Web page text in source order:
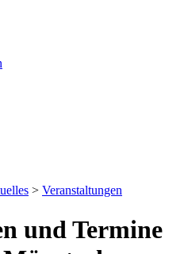
> Veranstaltungen
und Termine